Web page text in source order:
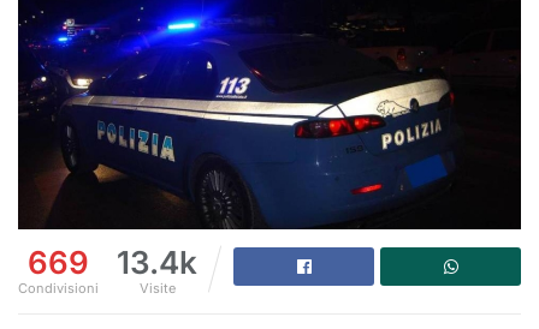
669
Condivisioni
13.4k
Visite